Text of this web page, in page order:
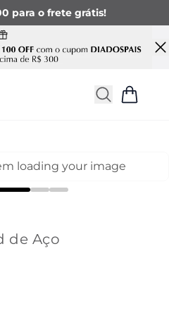
para o frete grátis!
loading your image
de Aço